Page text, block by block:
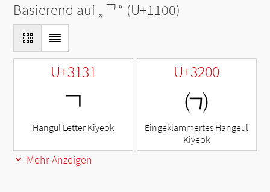
Basierend auf „ᄀ“ (U+1100)
U+3131
ㄱ
Hangul Letter Kiyeok
U+3200
㈀
Eingeklammertes Hangeul
Kiyeok
Mehr Anzeigen